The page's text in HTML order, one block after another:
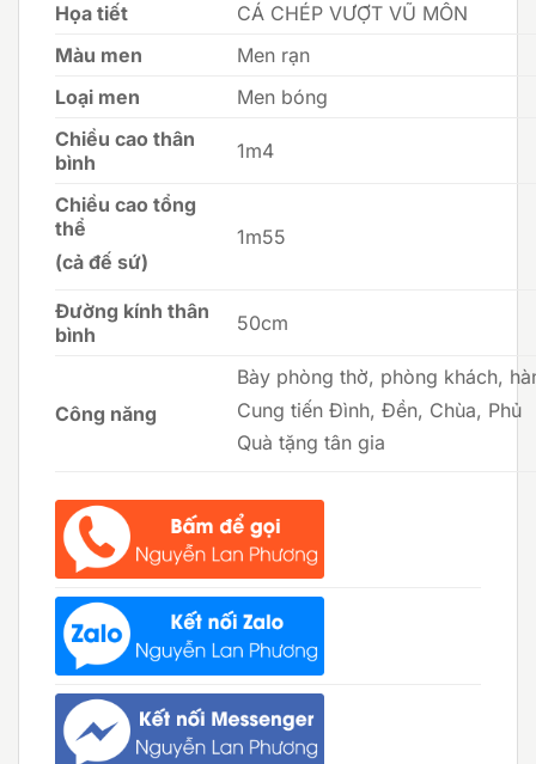
Họa tiết
CÁ CHÉP VƯỢT VŨ MÔN
Màu men
Men rạn
Loại men
Men bóng
Chiều cao thân
bình
1m4
Chiều cao tổng
thể
(cả đế sứ)
1m55
Đường kính thân
bình
50cm
Công năng
Bày phòng thờ, phòng khách,
Cung tiến Đình, Đền, Chùa, Phủ
Quà tặng tân gia